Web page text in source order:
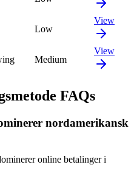
Low
View
Medium
View
FAQs
nordamerikansk
online betalinger i